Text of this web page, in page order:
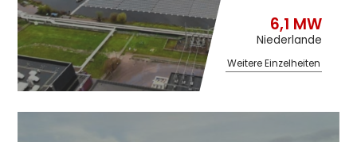
6,1 MW
Niederlande
Weitere Einzelheiten